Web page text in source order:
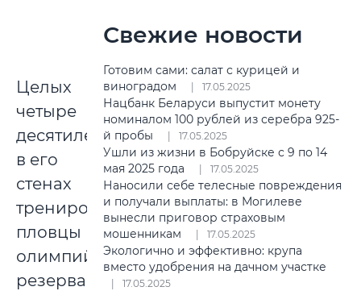
Целых
четыре
десятилетия
в его
стенах
тренировались
пловцы
олимпийского
резерва,
Свежие новости
Готовим сами: салат с курицей и
виноградом
17.05.2025
Нацбанк Беларуси выпустит монету
номиналом 100 рублей из серебра 925-
й пробы
17.05.2025
Ушли из жизни в Бобруйске с 9 по 14
мая 2025 года
17.05.2025
Наносили себе телесные повреждения
и получали выплаты: в Могилеве
вынесли приговор страховым
мошенникам
17.05.2025
Экологично и эффективно: крупа
вместо удобрения на дачном участке
17.05.2025